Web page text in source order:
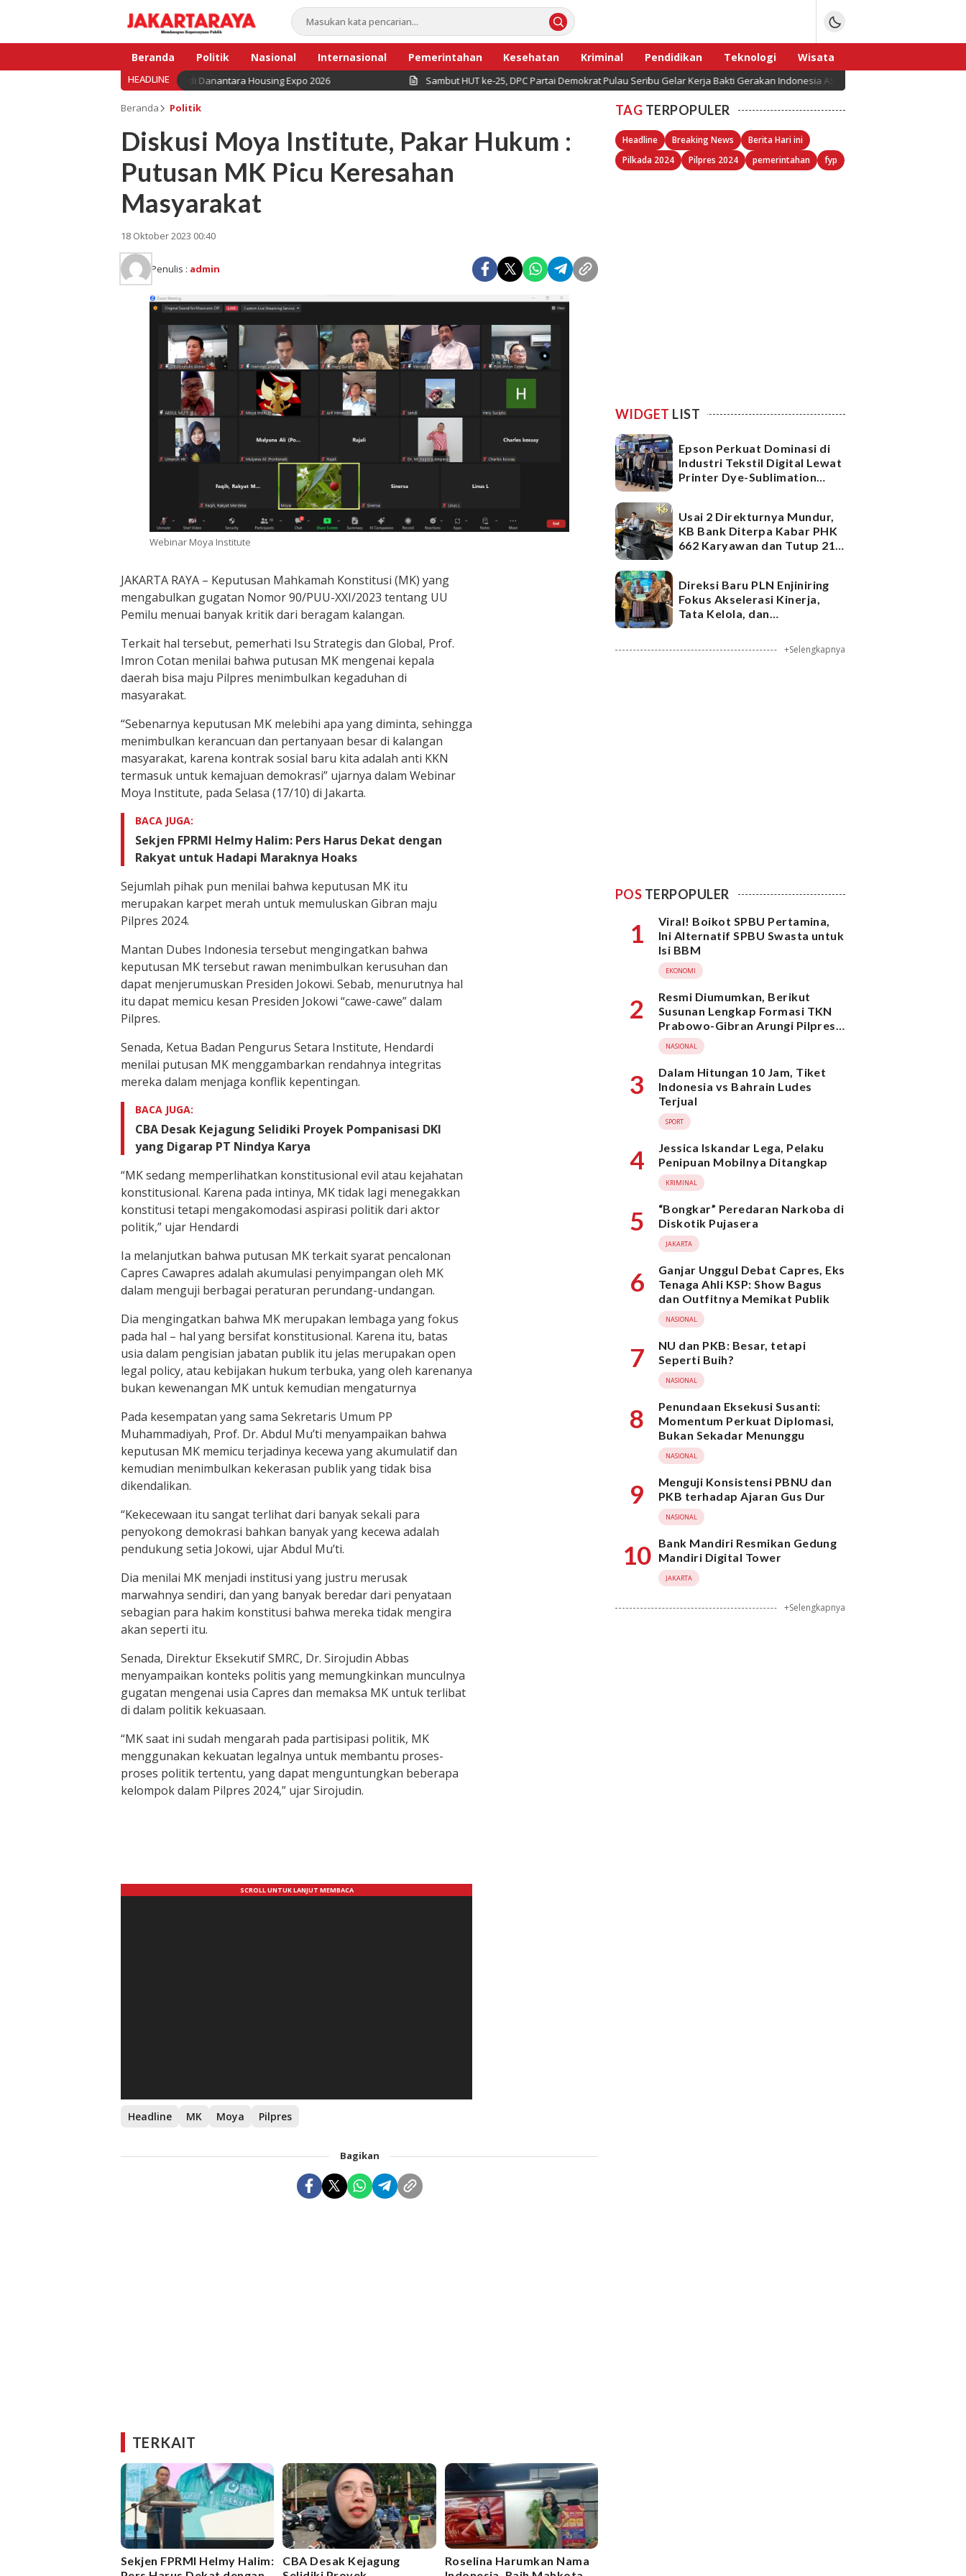
Beranda Politik Nasional Internasional Pemerintahan Kesehatan Kriminal Pendidikan Teknologi
Wisata
Bisnis
Sport
HEADLINE
BNI Hadirkan Solusi KPR di Danantara Housing Expo 2026 Sambut HUT ke-25, DPC Partai Demokrat Pulau Seribu Gelar Kerja Bakti Gerakan Indonesia ASRI Langit Biru
Beranda Politik
Diskusi Moya Institute, Pakar Hukum :
Putusan MK Picu Keresahan
Masyarakat
18 Oktober 2023 00:40
Penulis : admin
Webinar Moya Institute
JAKARTA RAYA – Keputusan Mahkamah Konstitusi (MK) yang
mengabulkan gugatan Nomor 90/PUU-XXI/2023 tentang UU
Pemilu menuai banyak kritik dari beragam kalangan.
Terkait hal tersebut, pemerhati Isu Strategis dan Global, Prof.
Imron Cotan menilai bahwa putusan MK mengenai kepala
daerah bisa maju Pilpres menimbulkan kegaduhan di
masyarakat.
“Sebenarnya keputusan MK melebihi apa yang diminta, sehingga
menimbulkan kerancuan dan pertanyaan besar di kalangan
masyarakat, karena kontrak sosial baru kita adalah anti KKN
termasuk untuk kemajuan demokrasi” ujarnya dalam Webinar
Moya Institute, pada Selasa (17/10) di Jakarta.
BACA JUGA:
Sekjen FPRMI Helmy Halim: Pers Harus Dekat dengan
Rakyat untuk Hadapi Maraknya Hoaks
Sejumlah pihak pun menilai bahwa keputusan MK itu
merupakan karpet merah untuk memuluskan Gibran maju
Pilpres 2024.
Mantan Dubes Indonesia tersebut mengingatkan bahwa
keputusan MK tersebut rawan menimbulkan kerusuhan dan
dapat menjerumuskan Presiden Jokowi. Sebab, menurutnya hal
itu dapat memicu kesan Presiden Jokowi “cawe-cawe” dalam
Pilpres.
Senada, Ketua Badan Pengurus Setara Institute, Hendardi
menilai putusan MK menggambarkan rendahnya integritas
mereka dalam menjaga konflik kepentingan.
BACA JUGA:
CBA Desak Kejagung Selidiki Proyek Pompanisasi DKI
yang Digarap PT Nindya Karya
“MK sedang memperlihatkan konstitusional evil atau kejahatan
konstitusional. Karena pada intinya, MK tidak lagi menegakkan
konstitusi tetapi mengakomodasi aspirasi politik dari aktor
politik,” ujar Hendardi
Ia melanjutkan bahwa putusan MK terkait syarat pencalonan
Capres Cawapres adalah akumulasi penyimpangan oleh MK
dalam menguji berbagai peraturan perundang-undangan.
Dia mengingatkan bahwa MK merupakan lembaga yang fokus
pada hal – hal yang bersifat konstitusional. Karena itu, batas
usia dalam pengisian jabatan publik itu jelas merupakan open
legal policy, atau kebijakan hukum terbuka, yang oleh karenanya
bukan kewenangan MK untuk kemudian mengaturnya
Pada kesempatan yang sama Sekretaris Umum PP
Muhammadiyah, Prof. Dr. Abdul Mu’ti menyampaikan bahwa
keputusan MK memicu terjadinya kecewa yang akumulatif dan
kemudian menimbulkan kekerasan publik yang tidak bisa
dikendalikan.
“Kekecewaan itu sangat terlihat dari banyak sekali para
penyokong demokrasi bahkan banyak yang kecewa adalah
pendukung setia Jokowi, ujar Abdul Mu’ti.
Dia menilai MK menjadi institusi yang justru merusak
marwahnya sendiri, dan yang banyak beredar dari penyataan
sebagian para hakim konstitusi bahwa mereka tidak mengira
akan seperti itu.
Senada, Direktur Eksekutif SMRC, Dr. Sirojudin Abbas
menyampaikan konteks politis yang memungkinkan munculnya
gugatan mengenai usia Capres dan memaksa MK untuk terlibat
di dalam politik kekuasaan.
“MK saat ini sudah mengarah pada partisipasi politik, MK
menggunakan kekuatan legalnya untuk membantu proses-
proses politik tertentu, yang dapat menguntungkan beberapa
kelompok dalam Pilpres 2024,” ujar Sirojudin.
Headline MK Moya Pilpres
Bagikan
TERKAIT
Sekjen FPRMI Helmy Halim:
CBA Desak Kejagung
Roselina Harumkan Nama
TAG TERPOPULER
Headline Breaking News
Berita Hari ini
Pilkada 2024
Pilpres 2024 pemerintahan fyp
WIDGET LIST
Epson Perkuat Dominasi di
Industri Tekstil Digital Lewat
Printer Dye-Sublimation
Usai 2 Direkturnya Mundur,
KB Bank Diterpa Kabar PHK
662 Karyawan dan Tutup 21
Direksi Baru PLN Enjiniring
Fokus Akselerasi Kinerja,
Tata Kelola, dan
+Selengkapnya
POS TERPOPULER
1
Viral! Boikot SPBU Pertamina,
Ini Alternatif SPBU Swasta untuk
Isi BBM
EKONOMI
2
Resmi Diumumkan, Berikut
Susunan Lengkap Formasi TKN
Prabowo-Gibran Arungi Pilpres
2024, Ada Ridwan Kamil hingga
Suami Yenny Wahid
NASIONAL
3
Dalam Hitungan 10 Jam, Tiket
Indonesia vs Bahrain Ludes
Terjual
SPORT
4
Jessica Iskandar Lega, Pelaku
Penipuan Mobilnya Ditangkap
KRIMINAL
5
“Bongkar” Peredaran Narkoba di
Diskotik Pujasera
JAKARTA
6
Ganjar Unggul Debat Capres, Eks
Tenaga Ahli KSP: Show Bagus
dan Outfitnya Memikat Publik
NASIONAL
7
NU dan PKB: Besar, tetapi
Seperti Buih?
NASIONAL
8
Penundaan Eksekusi Susanti:
Momentum Perkuat Diplomasi,
Bukan Sekadar Menunggu
NASIONAL
9
Menguji Konsistensi PBNU dan
PKB terhadap Ajaran Gus Dur
NASIONAL
10 Bank Mandiri Resmikan Gedung
Mandiri Digital Tower
JAKARTA
+Selengkapnya